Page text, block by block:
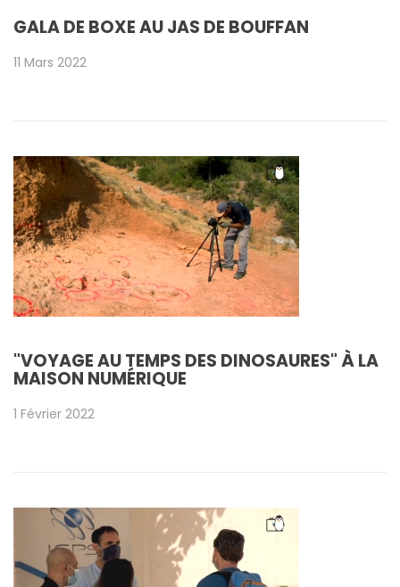
GALA DE BOXE AU JAS DE BOUFFAN
11 Mars 2022
"VOYAGE AU TEMPS DES DINOSAURES" À LA
MAISON NUMÉRIQUE
1 Février 2022